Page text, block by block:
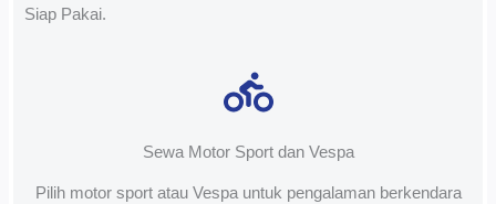
Siap Pakai.
Sewa Motor Sport dan Vespa
Pilih motor sport atau Vespa untuk pengalaman berkendara